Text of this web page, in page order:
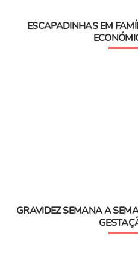
ESCAPADINHAS EM
GRAVIDEZ SEMANA A